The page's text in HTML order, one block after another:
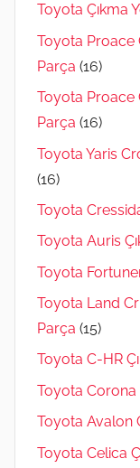
Toyota Çıkma
Toyota Proace
Parça (16)
Toyota Proace
Parça (16)
Toyota Yaris
(16)
Toyota
Toyota Auris
Toyota
Toyota Land
Parça (15)
Toyota C-HR
Toyota Corona
Toyota Avalon
Toyota Celica